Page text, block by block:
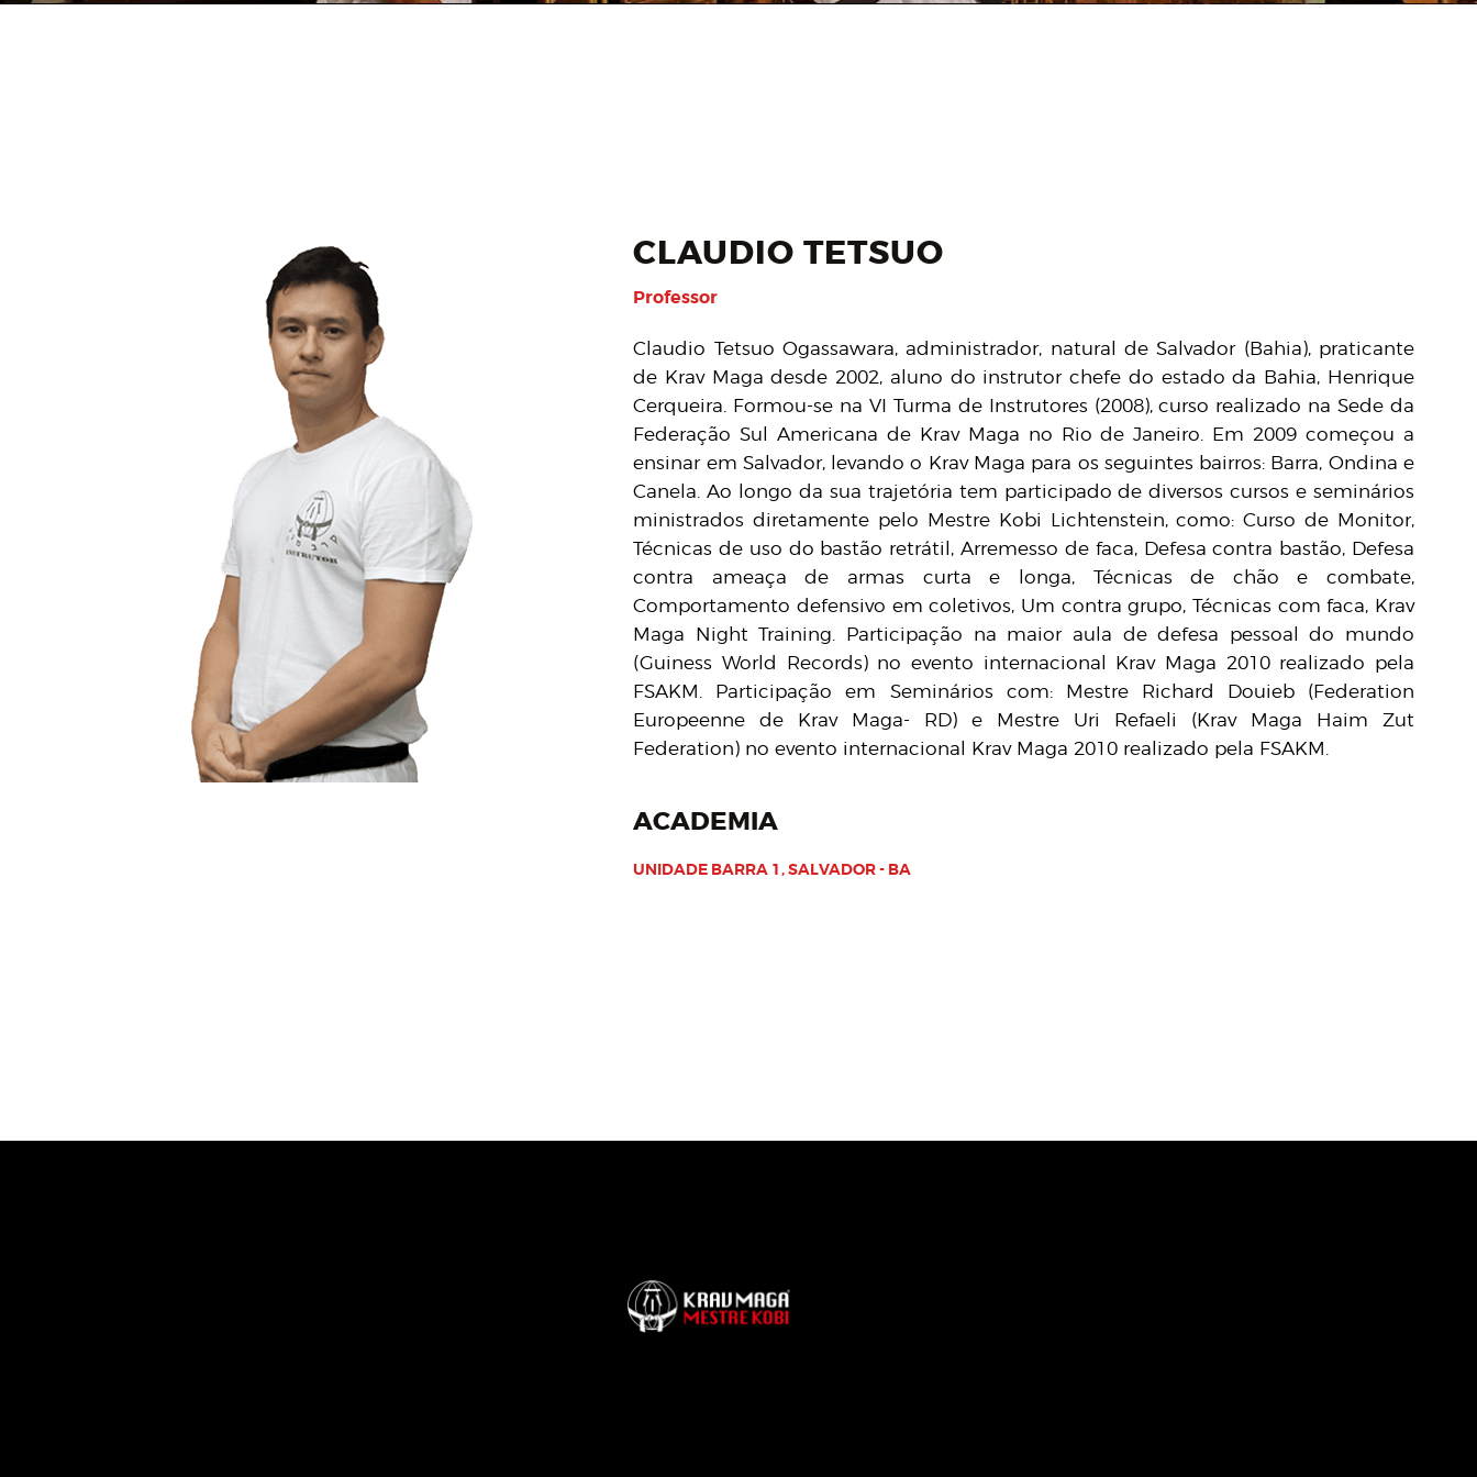
CLAUDIO TETSUO
Professor
Claudio Tetsuo Ogassawara, administrador, natural de Salvador (Bahia), praticante
de Krav Maga desde 2002, aluno do instrutor chefe do estado da Bahia, Henrique
Cerqueira. Formou-se na VI Turma de Instrutores (2008), curso realizado na Sede da
Federação Sul Americana de Krav Maga no Rio de Janeiro. Em 2009 começou a
ensinar em Salvador, levando o Krav Maga para os seguintes bairros: Barra, Ondina e
Canela. Ao longo da sua trajetória tem participado de diversos cursos e seminários
ministrados diretamente pelo Mestre Kobi Lichtenstein, como: Curso de Monitor,
Técnicas de uso do bastão retrátil, Arremesso de faca, Defesa contra bastão, Defesa
contra ameaça de armas curta e longa, Técnicas de chão e combate,
Comportamento defensivo em coletivos, Um contra grupo, Técnicas com faca, Krav
Maga Night Training. Participação na maior aula de defesa pessoal do mundo
(Guiness World Records) no evento internacional Krav Maga 2010 realizado pela
FSAKM. Participação em Seminários com: Mestre Richard Douieb (Federation
Europeenne de Krav Maga- RD) e Mestre Uri Refaeli (Krav Maga Haim Zut
Federation) no evento internacional Krav Maga 2010 realizado pela FSAKM.
ACADEMIA
UNIDADE BARRA 1, SALVADOR - BA